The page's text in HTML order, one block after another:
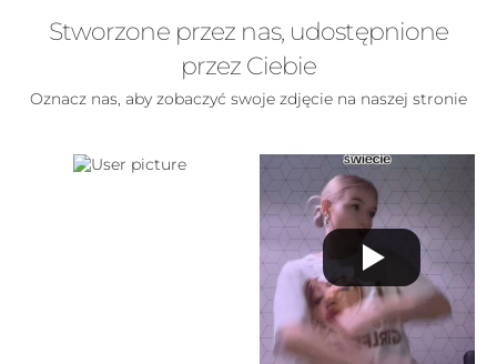
Stworzone przez nas, udostępnione
przez Ciebie
Oznacz nas, aby zobaczyć swoje zdjęcie na naszej stronie